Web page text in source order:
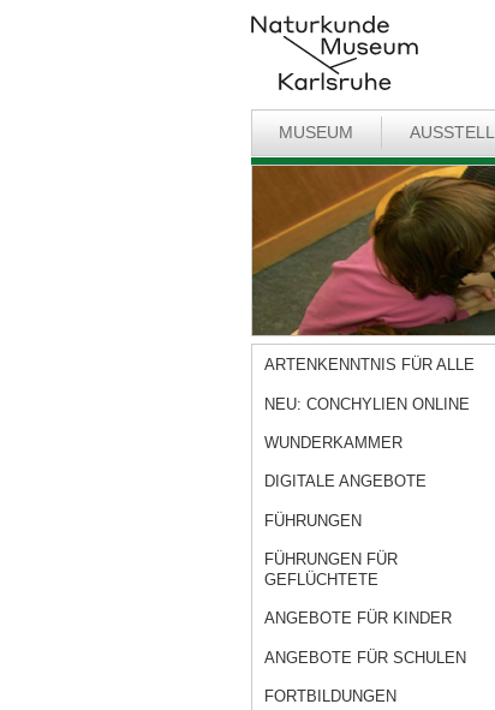
MUSEUM
ARTENKENNTNIS FÜR ALLE
NEU: CONCHYLIEN ONLINE
WUNDERKAMMER
DIGITALE ANGEBOTE
FÜHRUNGEN
FÜHRUNGEN FÜR
GEFLÜCHTETE
ANGEBOTE FÜR KINDER
ANGEBOTE FÜR SCHULEN
FORTBILDUNGEN